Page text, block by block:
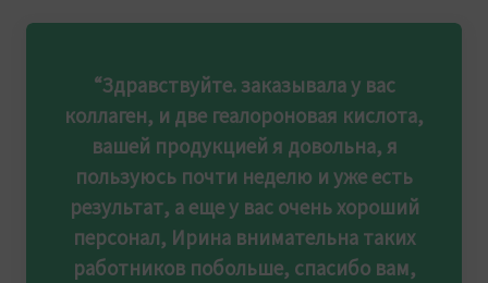
“Здравствуйте. заказывала у вас
коллаген, и две геалороновая кислота,
вашей продукцией я довольна, я
пользуюсь почти неделю и уже есть
результат, а еще у вас очень хороший
персонал, Ирина внимательна таких
работников побольше, спасибо вам,